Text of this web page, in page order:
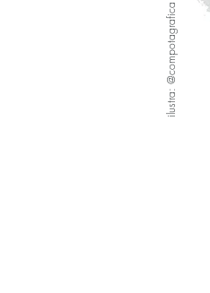
ilustra: @compotagrafica